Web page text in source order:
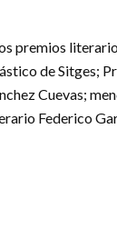
premios
de Sitges;
Cuevas;
Federico